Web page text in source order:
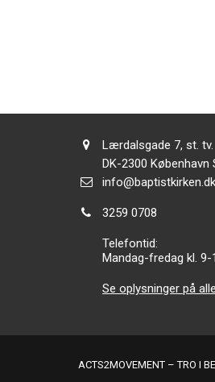
Adresse:
Lærdalsgade 7, st. tv.
Adresse:
DK-2300 København
Send
info@baptistkirken.dk
Tlf.:
3259 0708
Telefontid:
Mandag-fredag kl. 9-
Se oplysninger på
ACTS2MOVEMENT – TRO I